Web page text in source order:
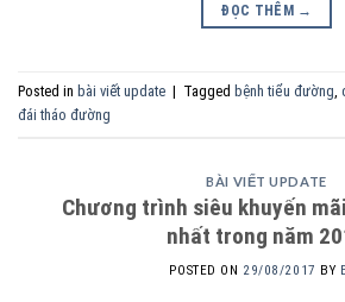
ĐỌC THÊM →
Posted in bài viết update | Tagged bệnh tiểu đường,
đái tháo đường
BÀI VIẾT UPDATE
Chương trình siêu khuyến
nhất trong năm
POSTED ON 29/08/2017 BY